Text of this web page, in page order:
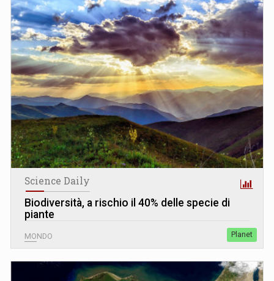
Science Daily
Biodiversità, a rischio il 40% delle specie di
piante
MONDO Planet